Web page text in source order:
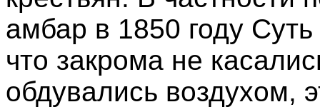
амбар в 1850 году
что закрома не
обдувались воздухом,